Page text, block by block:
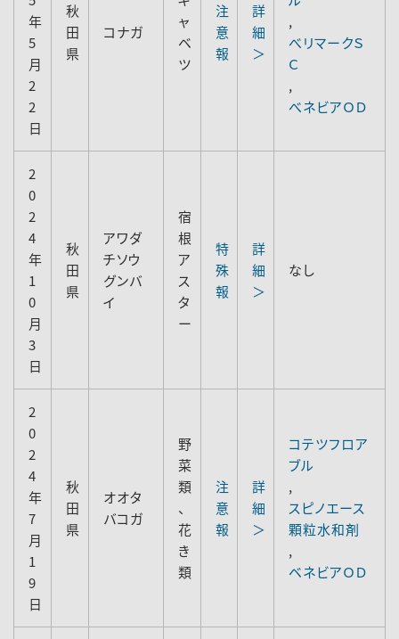
年
5
月
2
2
日
秋
田
県
コナガ
ャ
ベ
ツ
注
意
報
詳
細
＞
,
べリマークＳ
Ｃ
,
べネビアＯＤ
2
0
2
4
年
1
0
月
3
日
秋
田
県
アワダ
チソウ
グンバ
イ
宿
根
ア
ス
タ
ー
特
殊
報
詳
細
＞
なし
2
0
2
4
年
7
月
1
9
日
秋
田
県
オオタ
バコガ
野
菜
類
、
花
き
類
注
意
報
詳
細
＞
コテツフロア
ブル
,
スピノエース
顆粒水和剤
,
ベネビアＯＤ